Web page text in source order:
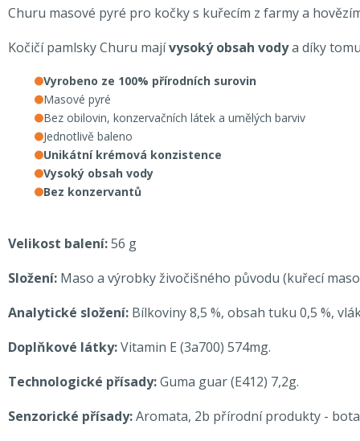
Churu masové pyré pro kočky s kuřecím z farmy a
Kočičí pamlsky Churu majívysoký obsah vodya díky
Vyrobeno ze 100% přírodních surovin
Masové pyré
Bez obilovin, konzervačních látek a umělých barviv
Jednotlivě baleno
Unikátní krémová konzistence
Vysoký obsah vody
Bez konzervantů
Velikost balení:56 g
Složení: Maso a výrobky živočišného původu (kuřecí
Analytické složení: Bílkoviny 8,5 %, obsah tuku 0,5 %,
Doplňkové látky:Vitamin E (3a700) 574mg.
Technologické přísady:Guma guar (E412) 7,2g.
Senzorické přísady:Aromata, 2b přírodní produkty -